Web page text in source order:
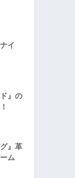
イ
』の
』革
ム